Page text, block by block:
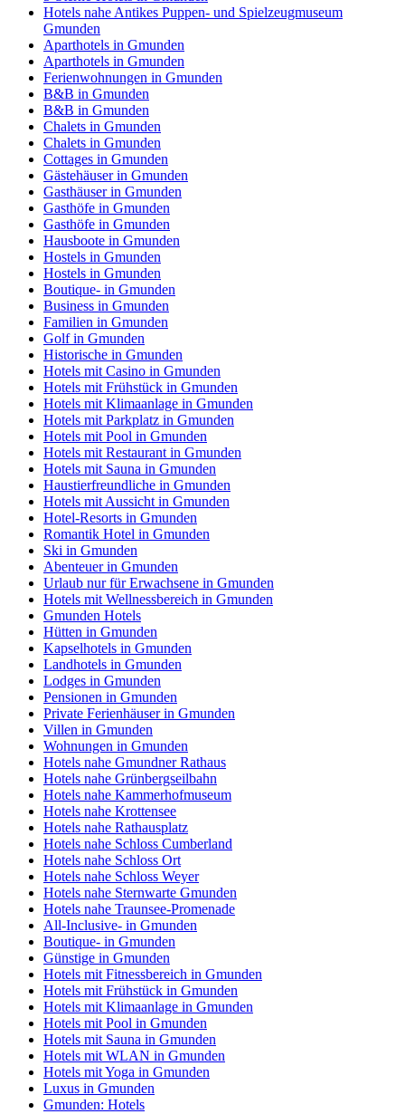
Hotels nahe Antikes Puppen- und Spielzeugmuseum
Gmunden
Aparthotels in Gmunden
Aparthotels in Gmunden
Ferienwohnungen in Gmunden
B&B in Gmunden
B&B in Gmunden
Chalets in Gmunden
Chalets in Gmunden
Cottages in Gmunden
Gästehäuser in Gmunden
Gasthäuser in Gmunden
Gasthöfe in Gmunden
Gasthöfe in Gmunden
Hausboote in Gmunden
Hostels in Gmunden
Hostels in Gmunden
Boutique- in Gmunden
Business in Gmunden
Familien in Gmunden
Golf in Gmunden
Historische in Gmunden
Hotels mit Casino in Gmunden
Hotels mit Frühstück in Gmunden
Hotels mit Klimaanlage in Gmunden
Hotels mit Parkplatz in Gmunden
Hotels mit Pool in Gmunden
Hotels mit Restaurant in Gmunden
Hotels mit Sauna in Gmunden
Haustierfreundliche in Gmunden
Hotels mit Aussicht in Gmunden
Hotel-Resorts in Gmunden
Romantik Hotel in Gmunden
Ski in Gmunden
Abenteuer in Gmunden
Urlaub nur für Erwachsene in Gmunden
Hotels mit Wellnessbereich in Gmunden
Gmunden Hotels
Hütten in Gmunden
Kapselhotels in Gmunden
Landhotels in Gmunden
Lodges in Gmunden
Pensionen in Gmunden
Private Ferienhäuser in Gmunden
Villen in Gmunden
Wohnungen in Gmunden
Hotels nahe Gmundner Rathaus
Hotels nahe Grünbergseilbahn
Hotels nahe Kammerhofmuseum
Hotels nahe Krottensee
Hotels nahe Rathausplatz
Hotels nahe Schloss Cumberland
Hotels nahe Schloss Ort
Hotels nahe Schloss Weyer
Hotels nahe Sternwarte Gmunden
Hotels nahe Traunsee-Promenade
All-Inclusive- in Gmunden
Boutique- in Gmunden
Günstige in Gmunden
Hotels mit Fitnessbereich in Gmunden
Hotels mit Frühstück in Gmunden
Hotels mit Klimaanlage in Gmunden
Hotels mit Pool in Gmunden
Hotels mit Sauna in Gmunden
Hotels mit WLAN in Gmunden
Hotels mit Yoga in Gmunden
Luxus in Gmunden
Gmunden: Hotels